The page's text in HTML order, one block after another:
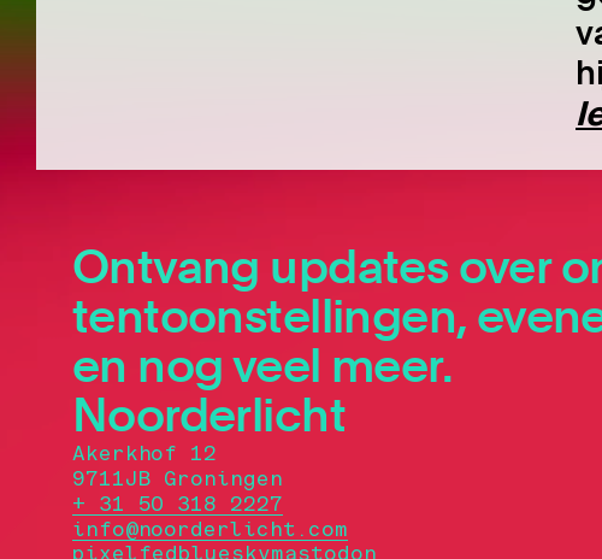
Ontvang updates over
tentoonstellingen,
en nog veel meer.
Noorderlicht
Akerkhof 12
9711JB Groningen
+ 31 50 318 2227
info@noorderlicht.com
pixelfedblueskymastodon